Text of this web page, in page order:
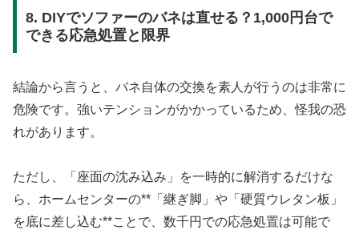
8. DIYでソファーのバネは直せる？1,000円台で
できる応急処置と限界
結論から言うと、バネ自体の交換を素人が行うのは非常に
危険です。強いテンションがかかっているため、怪我の恐
れがあります。
ただし、「座面の沈み込み」を一時的に解消するだけな
ら、ホームセンターの**「継ぎ脚」や「硬質ウレタン板」
を底に差し込む**ことで、数千円での応急処置は可能で